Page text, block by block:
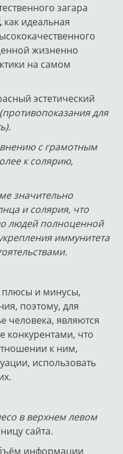
загара
как идеальная
жизненно
на самом
эстетический
(противопоказания для
с грамотным
к солярию,
значительно
и солярия, что
людей полноценной
иммунитета
и минусы,
поэтому, для
человека, являются
конкурентами, что
к ним,
использовать
в верхнем левом
сайта.
информации